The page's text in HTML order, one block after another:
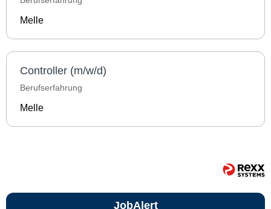
Melle
Controller (m/w/d)
Berufserfahrung
Melle
JobAlert